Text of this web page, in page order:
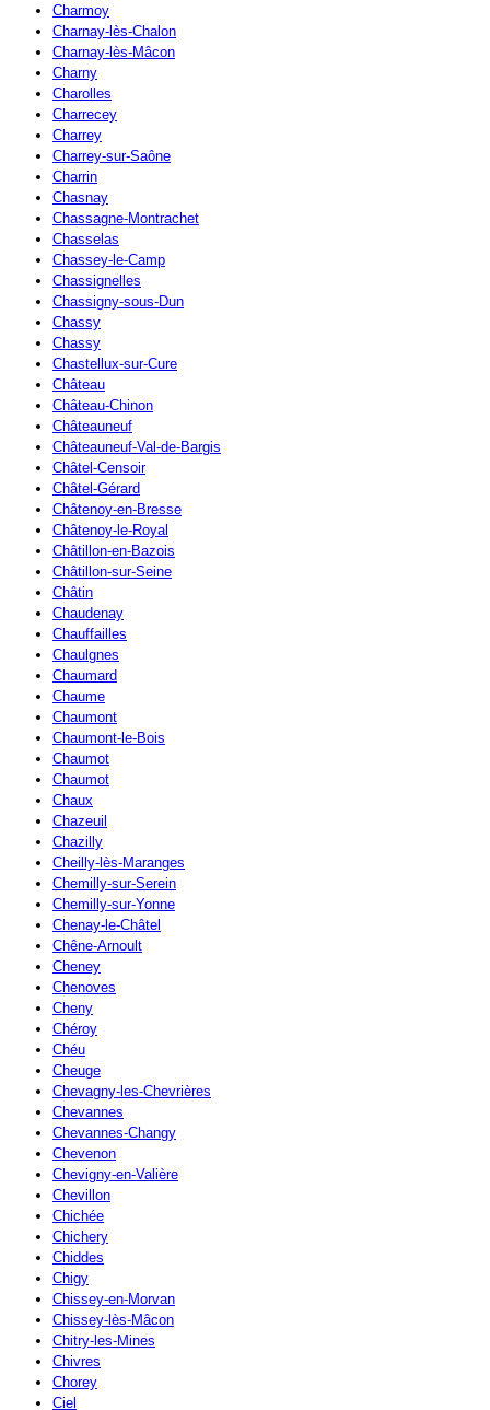
Charmoy
Charnay-lès-Chalon
Charnay-lès-Mâcon
Charny
Charolles
Charrecey
Charrey
Charrey-sur-Saône
Charrin
Chasnay
Chassagne-Montrachet
Chasselas
Chassey-le-Camp
Chassignelles
Chassigny-sous-Dun
Chassy
Chassy
Chastellux-sur-Cure
Château
Château-Chinon
Châteauneuf
Châteauneuf-Val-de-Bargis
Châtel-Censoir
Châtel-Gérard
Châtenoy-en-Bresse
Châtenoy-le-Royal
Châtillon-en-Bazois
Châtillon-sur-Seine
Châtin
Chaudenay
Chauffailles
Chaulgnes
Chaumard
Chaume
Chaumont
Chaumont-le-Bois
Chaumot
Chaumot
Chaux
Chazeuil
Chazilly
Cheilly-lès-Maranges
Chemilly-sur-Serein
Chemilly-sur-Yonne
Chenay-le-Châtel
Chêne-Arnoult
Cheney
Chenoves
Cheny
Chéroy
Chéu
Cheuge
Chevagny-les-Chevrières
Chevannes
Chevannes-Changy
Chevenon
Chevigny-en-Valière
Chevillon
Chichée
Chichery
Chiddes
Chigy
Chissey-en-Morvan
Chissey-lès-Mâcon
Chitry-les-Mines
Chivres
Chorey
Ciel